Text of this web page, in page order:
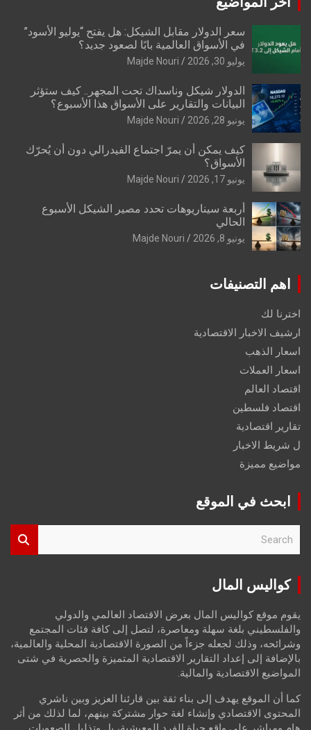
سعر الدولار مقابل الشيكل: هل يفتح “يوليو الأسود”
في الأسواق العالمية بابًا لصعود جديد؟
يوليو 30, 2026 Majde Nouri
الدولار شيكل وناسداك تحت المجهر.. كيف ستؤثر
البيانات والتقارير على الأسواق هذا الأسبوع؟
يونيو 28, 2026 Majde Nouri
كيف يمكن أن يمرّ اجتماع الفيدرالي دون أن يُحرّك
الأسواق؟
يونيو 17, 2026 Majde Nouri
أربعة سيناريوهات تحدد مصير الشيكل الأسبوع
الحالي
يونيو 8, 2026 Majde Nouri
اهم التصنيفات
اخترنا لك
ارشيف الاخبار الاقتصادية
اسعار الذهب
اسعار العملات
اقتصاد العالم
اقتصاد فلسطين
تقارير اقتصادية
ل شريط الاخبار
مواضيع مميزة
ابحث في الموقع
r
كواليس المال
يقوم موقع كواليس المال بعرض الاقتصاد العالمي والدولي
والفلسطيني بلغة سهلة ومعاصرة، لتصل إلى كافة فئات المجتمع
وشرائحه، وذلك لجعله جزءاً من الصورة الاقتصادية المحلية والعالمية،
بالإضافة إلى إعداد التقارير الاقتصادية المتميزة والحصرية في شتى
المواضيع الاقتصادية والمالية.
كما أن الموقع يهدف إلى بناء ثقة بين قارئنا العزيز وبين ناشري
المحتوى الاقتصادي وإنشاء لغة حوار مشتركة بينهم، لما لذلك من أثر